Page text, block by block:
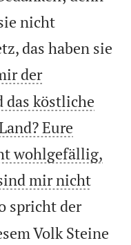
nicht
das haben sie
der
das köstliche
Eure
wohlgefällig,
mir nicht
spricht der
Volk Steine